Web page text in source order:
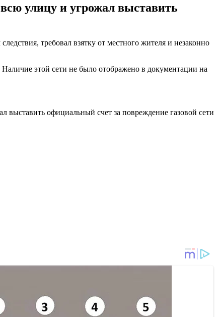
улицу и угрожал выставить
требовал взятку от местного жителя и незаконно
этой сети не было отображено в документации на
выставить официальный счет за повреждение газовой сети